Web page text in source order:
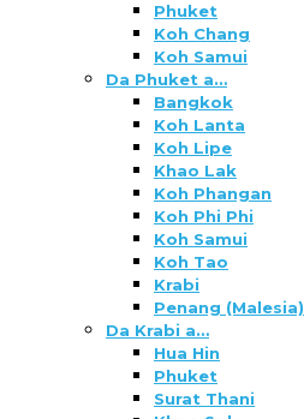
Phuket
Koh Chang
Koh Samui
Da Phuket a…
Bangkok
Koh Lanta
Koh Lipe
Khao Lak
Koh Phangan
Koh Phi Phi
Koh Samui
Koh Tao
Krabi
Penang (Malesia)
Da Krabi a…
Hua Hin
Phuket
Surat Thani